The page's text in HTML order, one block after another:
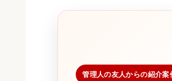
管理人の友人からの紹介案